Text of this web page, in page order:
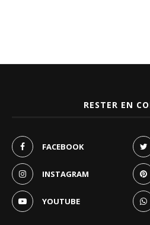
RESTER EN
FACEBOOK
INSTAGRAM
YOUTUBE